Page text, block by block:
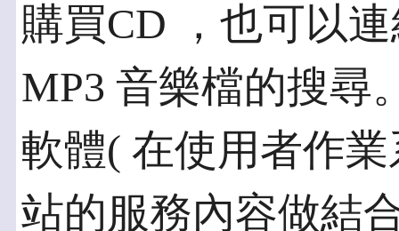
購買CD ，也可以
MP3 音樂檔的搜尋
軟體( 在使用者作
站的服務內容做結